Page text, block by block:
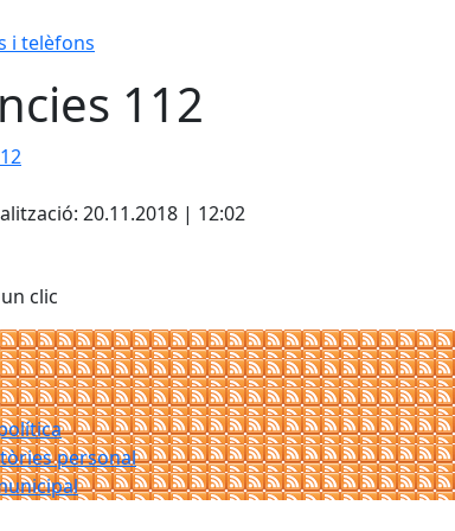
i telèfons
112
20.11.2018 | 12:02
clic
personal